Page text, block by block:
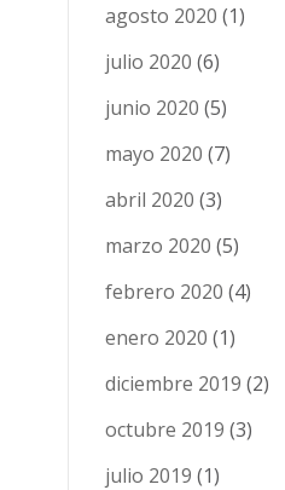
agosto 2020 (1)
julio 2020 (6)
junio 2020 (5)
mayo 2020 (7)
abril 2020 (3)
marzo 2020 (5)
febrero 2020 (4)
enero 2020 (1)
diciembre 2019 (2)
octubre 2019 (3)
julio 2019 (1)